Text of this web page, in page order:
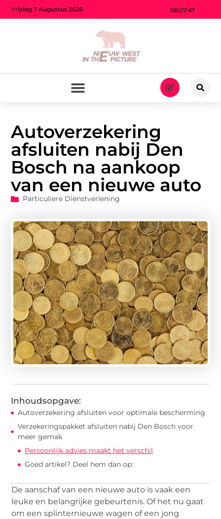
06:07:48
Vrijdag 7 Augustus 2026
Autoverzekering
afsluiten nabij Den
Bosch na aankoop
van een nieuwe auto
Particuliere Dienstverlening
Inhoudsopgave:
Autoverzekering afsluiten voor optimale bescherming
Verzekeringspakket afsluiten nabij Den Bosch voor
meer gemak
Persoonlijk advies maakt het verschil
Goed artikel? Deel hem dan op:
De aanschaf van een nieuwe auto is vaak een
leuke en belangrijke gebeurtenis. Of het nu gaat
om een splinternieuwe wagen of een jong